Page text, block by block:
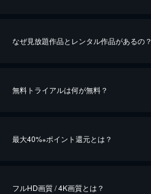
なぜ見放題作品とレンタル作品があるの？
無料トライアルは何が無料？
最大40%※ポイント還元とは？
フルHD画質 / 4K画質とは？